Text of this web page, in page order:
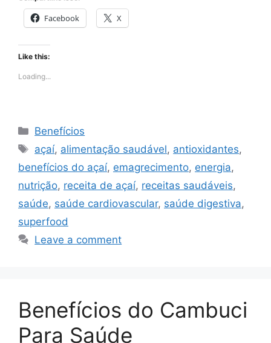
Facebook X
Like this:
Loading...
Categories
Benefícios
Tags
açaí, alimentação saudável, antioxidantes,
benefícios do açaí, emagrecimento, energia,
nutrição, receita de açaí, receitas saudáveis,
saúde, saúde cardiovascular, saúde digestiva,
superfood
Leave a comment
Benefícios do Cambuci
Para Saúde